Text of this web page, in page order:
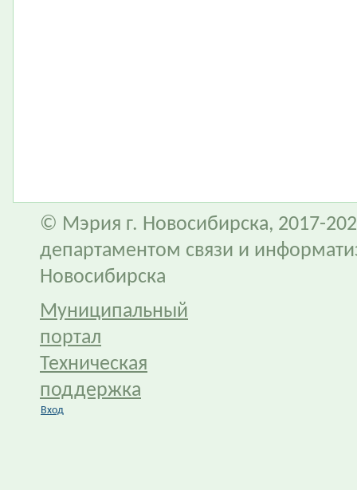
© Мэрия г. Новосибирска, 2017-
департаментом связи и
Новосибирска
Муниципальный
портал
Техническая
поддержка
Вход